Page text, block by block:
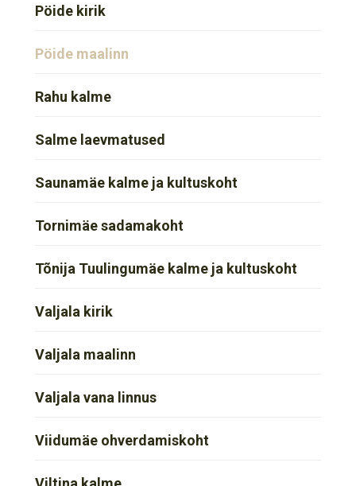
Pöide kirik
Pöide maalinn
Rahu kalme
Salme laevmatused
Saunamäe kalme ja kultuskoht
Tornimäe sadamakoht
Tõnija Tuulingumäe kalme ja kultuskoht
Valjala kirik
Valjala maalinn
Valjala vana linnus
Viidumäe ohverdamiskoht